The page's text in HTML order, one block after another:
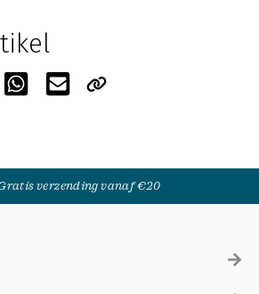
verzending vanaf €20